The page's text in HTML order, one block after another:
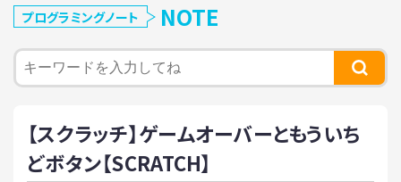
プログラミングノート NOTE
【スクラッチ】ゲームオーバーともういち
どボタン【SCRATCH】